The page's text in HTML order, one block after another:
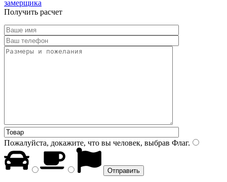
замерщика
Получить расчет
Пожалуйста, докажите, что вы человек, выбрав Флаг.